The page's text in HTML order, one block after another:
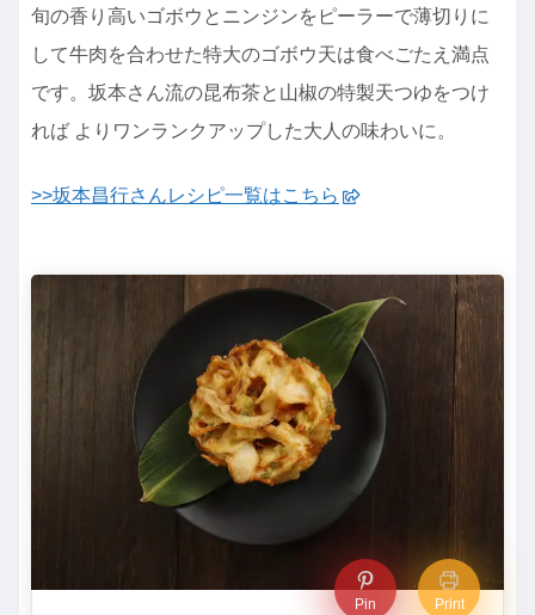
旬の香り高いゴボウとニンジンをピーラーで薄切りに
して牛肉を合わせた特大のゴボウ天は食べごたえ満点
です。坂本さん流の昆布茶と山椒の特製天つゆをつけ
れば よりワンランクアップした大人の味わいに。
>>坂本昌行さんレシピ一覧はこちら
Pin Print